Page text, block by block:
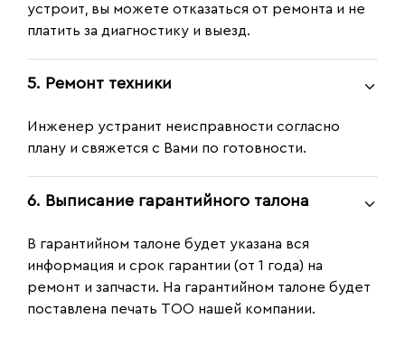
устроит, вы можете отказаться от ремонта и не
платить за диагностику и выезд.
5. Ремонт техники
Инженер устранит неисправности согласно
плану и свяжется с Вами по готовности.
6. Выписание гарантийного талона
В гарантийном талоне будет указана вся
информация и срок гарантии (от 1 года) на
ремонт и запчасти. На гарантийном талоне будет
поставлена печать ТОО нашей компании.